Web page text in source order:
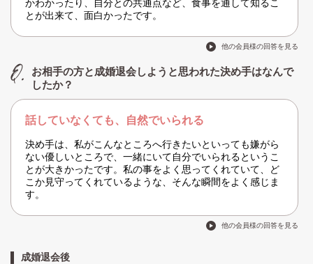
かわかったり、自分との共通点など、食事を通して知るこ
とが出来て、面白かったです。
他の会員様の回答を見る
お相手の方と成婚退会しようと思われた決め手はなんで
したか？
話していなくても、自然でいられる
決め手は、私がこんなところへ行きたいといっても嫌がら
ない優しいところで、一緒にいて自分でいられるというこ
とが大きかったです。私の事をよく思ってくれていて、ど
こか見守ってくれているような、そんな瞬間をよく感じま
す。
他の会員様の回答を見る
成婚退会後